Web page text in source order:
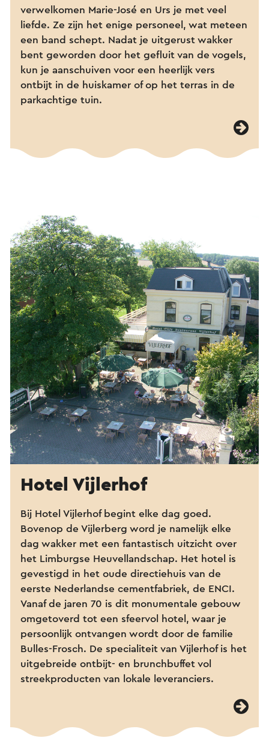
verwelkomen Marie-José en Urs je met veel
liefde. Ze zijn het enige personeel, wat meteen
een band schept. Nadat je uitgerust wakker
bent geworden door het gefluit van de vogels,
kun je aanschuiven voor een heerlijk vers
ontbijt in de huiskamer of op het terras in de
parkachtige tuin.
Hotel Vijlerhof
Bij Hotel Vijlerhof begint elke dag goed.
Bovenop de Vijlerberg word je namelijk elke
dag wakker met een fantastisch uitzicht over
het Limburgse Heuvellandschap. Het hotel is
gevestigd in het oude directiehuis van de
eerste Nederlandse cementfabriek, de ENCI.
Vanaf de jaren 70 is dit monumentale gebouw
omgetoverd tot een sfeervol hotel, waar je
persoonlijk ontvangen wordt door de familie
Bulles-Frosch. De specialiteit van Vijlerhof is het
uitgebreide ontbijt- en brunchbuffet vol
streekproducten van lokale leveranciers.